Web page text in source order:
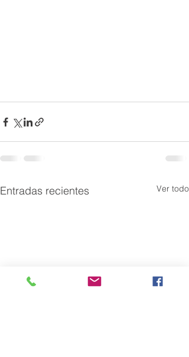
Entradas recientes Ver todo